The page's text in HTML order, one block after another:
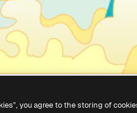
you agree to the storing of